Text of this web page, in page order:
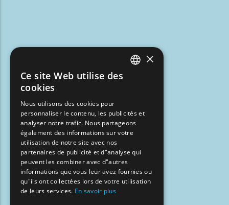
FRENCH
BULGARIAN
GERMAN
ROMANIAN
TURKISH
×
Ce site Web utilise des
cookies
Nous utilisons des cookies pour
personnaliser le contenu, les publicités et
analyser notre trafic. Nous partageons
également des informations sur votre
utilisation de notre site avec nos
partenaires de publicité et d"analyse qui
peuvent les combiner avec d"autres
informations que vous leur avez fournies ou
qu"ils ont collectées lors de votre utilisation
de leurs services. En savoir plus